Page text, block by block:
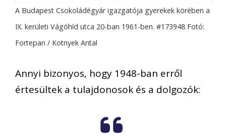
A Budapest Csokoládégyár igazgatója gyerekek körében a
IX. kerületi Vágóhíd utca 20-ban 1961-ben. #173948 Fotó:
Fortepan / Kotnyek Antal
Annyi bizonyos, hogy 1948-ban erről
értesültek a tulajdonosok és a dolgozók: